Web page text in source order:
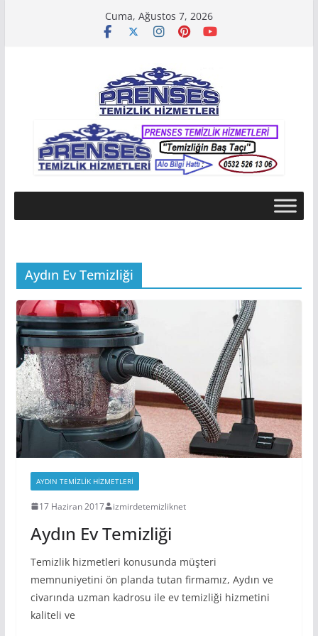
Cuma, Ağustos 7, 2026
Aydın Ev Temizliği
AYDIN TEMIZLIK HIZMETLERI
17 Haziran 2017 izmirdetemizliknet
Aydın Ev Temizliği
Temizlik hizmetleri konusunda müşteri
memnuniyetini ön planda tutan firmamız, Aydın ve
civarında uzman kadrosu ile ev temizliği hizmetini
kaliteli ve